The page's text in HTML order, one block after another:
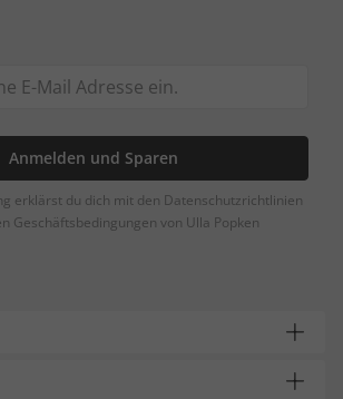
Anmelden und Sparen
erklärst du dich mit den Datenschutzrichtlinien
Geschäftsbedingungen von Ulla Popken